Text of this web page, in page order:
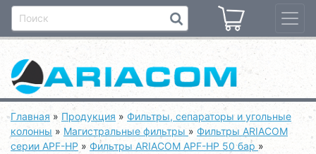
Главная » Продукция » Фильтры, сепараторы и угольные
колонны » Магистральные фильтры » Фильтры ARIACOM
серии APF-HP » Фильтры ARIACOM APF-HP 50 бар »